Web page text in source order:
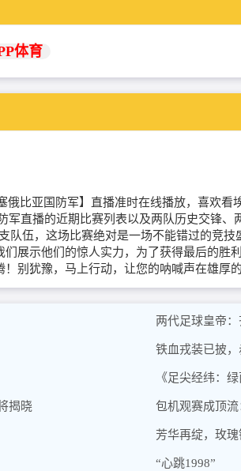
体育
俄比亚国防军】直播准时在线播放，喜欢
军直播的近期比赛列表以及两队历史交锋
队伍，这场比赛绝对是一场不能错过的竞
展示他们的惊人实力，为了获得最后的胜
别犹豫，马上行动，让您的呐喊声在雄厚
揭晓
两代足球皇帝
铁血戎装已披
《足尖经纬：
包机观赛成顶
芳华再绽，玫瑰
“心跳1998”